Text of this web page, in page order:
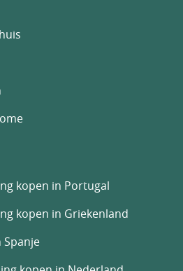
kopen in Portugal
kopen in Griekenland
Spanje